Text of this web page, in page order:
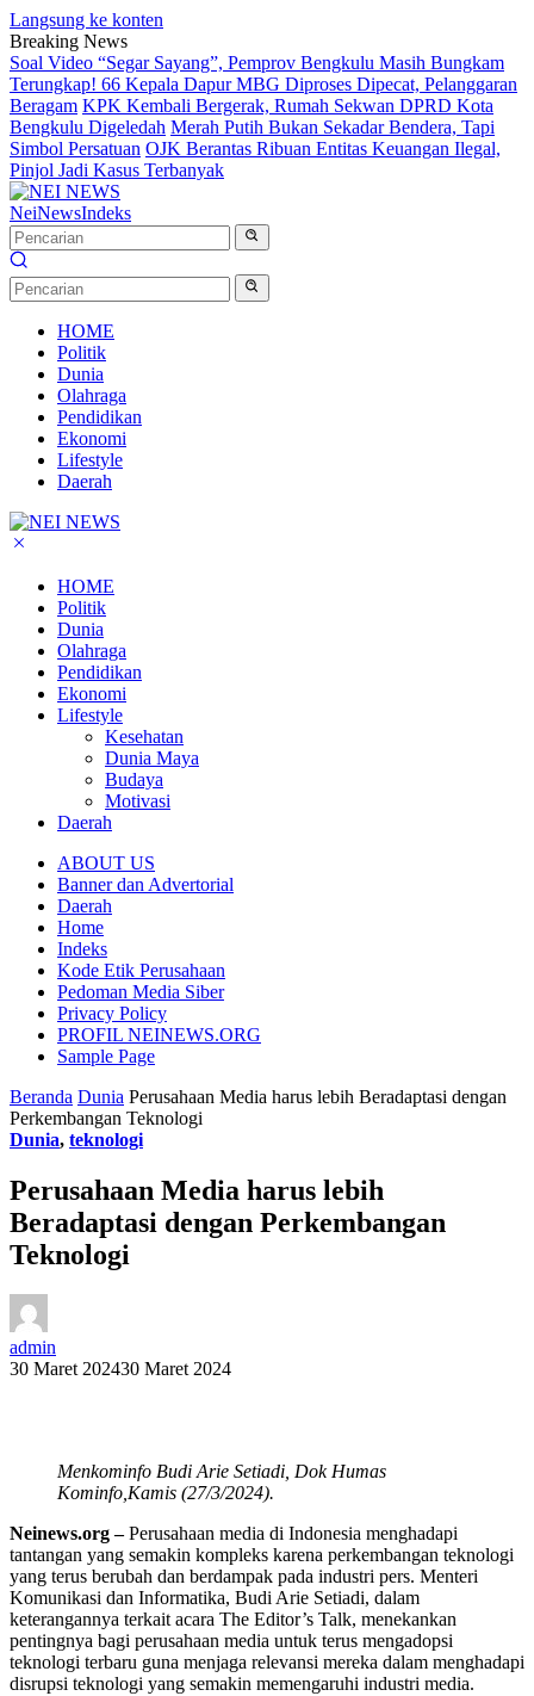
Langsung ke konten
Breaking News
Soal Video “Segar Sayang”, Pemprov Bengkulu Masih Bungkam
Terungkap! 66 Kepala Dapur MBG Diproses Dipecat, Pelanggaran
Beragam KPK Kembali Bergerak, Rumah Sekwan DPRD Kota
Bengkulu Digeledah Merah Putih Bukan Sekadar Bendera, Tapi
Simbol Persatuan OJK Berantas Ribuan Entitas Keuangan Ilegal,
Pinjol Jadi Kasus Terbanyak
NeiNewsIndeks
HOME
Politik
Dunia
Olahraga
Pendidikan
Ekonomi
Lifestyle
Daerah
HOME
Politik
Dunia
Olahraga
Pendidikan
Ekonomi
Lifestyle
Kesehatan
Dunia Maya
Budaya
Motivasi
Daerah
ABOUT US
Banner dan Advertorial
Daerah
Home
Indeks
Kode Etik Perusahaan
Pedoman Media Siber
Privacy Policy
PROFIL NEINEWS.ORG
Sample Page
Beranda Dunia Perusahaan Media harus lebih Beradaptasi dengan
Perkembangan Teknologi
Dunia, teknologi
Perusahaan Media harus lebih
Beradaptasi dengan Perkembangan
Teknologi
admin
30 Maret 202430 Maret 2024
Menkominfo Budi Arie Setiadi, Dok Humas
Kominfo,Kamis (27/3/2024).
Neinews.org –Perusahaan media di Indonesia menghadapi
tantangan yang semakin kompleks karena perkembangan teknologi
yang terus berubah dan berdampak pada industri pers. Menteri
Komunikasi dan Informatika, Budi Arie Setiadi, dalam
keterangannya terkait acara The Editor’s Talk, menekankan
pentingnya bagi perusahaan media untuk terus mengadopsi
teknologi terbaru guna menjaga relevansi mereka dalam menghadapi
disrupsi teknologi yang semakin memengaruhi industri media.